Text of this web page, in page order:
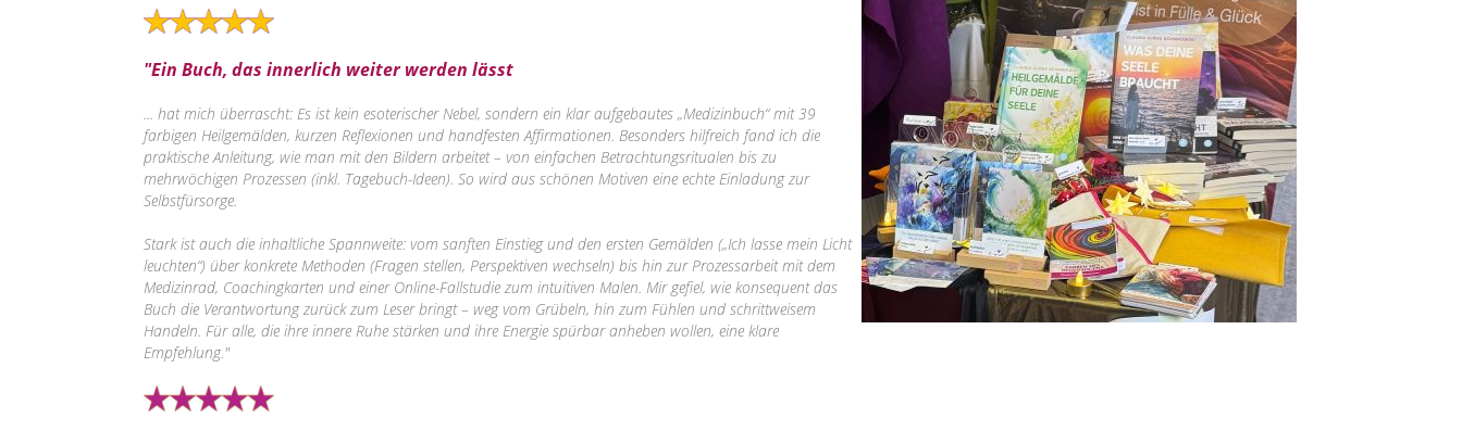
"Ein Buch, das innerlich weiter werden lässt
... hat mich überrascht: Es ist kein esoterischer Nebel, sondern ein klar aufgebautes „Medizinbuch“ mit 39
farbigen Heilgemälden, kurzen Reflexionen und handfesten Affirmationen. Besonders hilfreich fand ich die
praktische Anleitung, wie man mit den Bildern arbeitet – von einfachen Betrachtungsritualen bis zu
mehrwöchigen Prozessen (inkl. Tagebuch-Ideen). So wird aus schönen Motiven eine echte Einladung zur
Selbstfürsorge.
Stark ist auch die inhaltliche Spannweite: vom sanften Einstieg und den ersten Gemälden („Ich lasse mein Licht
leuchten“) über konkrete Methoden (Fragen stellen, Perspektiven wechseln) bis hin zur Prozessarbeit mit dem
Medizinrad, Coachingkarten und einer Online-Fallstudie zum intuitiven Malen. Mir gefiel, wie konsequent das
Buch die Verantwortung zurück zum Leser bringt – weg vom Grübeln, hin zum Fühlen und schrittweisem
Handeln. Für alle, die ihre innere Ruhe stärken und ihre Energie spürbar anheben wollen, eine klare
Empfehlung."